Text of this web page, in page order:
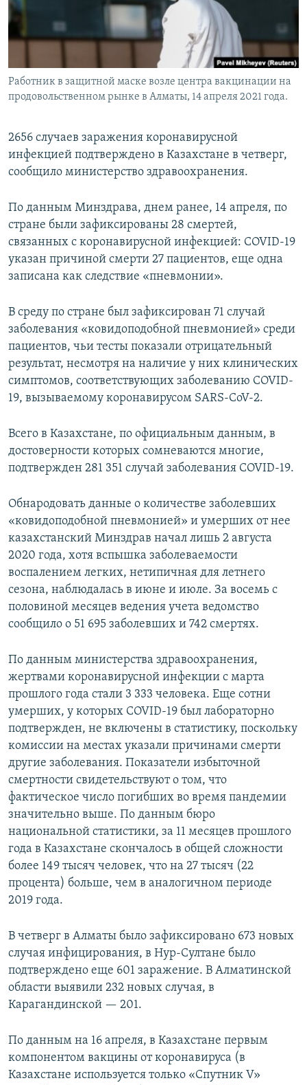
Работник в защитной маске возле центра вакцинации на
продовольственном рынке в Алматы, 14 апреля 2021 года.
2656 случаев заражения коронавирусной
инфекцией подтверждено в Казахстане в четверг,
сообщило министерство здравоохранения.
По данным Минздрава, днем ранее, 14 апреля, по
стране были зафиксированы 28 смертей,
связанных с коронавирусной инфекцией: COVID-19
указан причиной смерти 27 пациентов, еще одна
записана как следствие «пневмонии».
В среду по стране был зафиксирован 71 случай
заболевания «ковидоподобной пневмонией» среди
пациентов, чьи тесты показали отрицательный
результат, несмотря на наличие у них клинических
симптомов, соответствующих заболеванию COVID-
19, вызываемому коронавирусом SARS-CoV-2.
Всего в Казахстане, по официальным данным, в
достоверности которых сомневаются многие,
подтвержден 281 351 случай заболевания COVID-19.
Обнародовать данные о количестве заболевших
«ковидоподобной пневмонией» и умерших от нее
казахстанский Минздрав начал лишь 2 августа
2020 года, хотя вспышка заболеваемости
воспалением легких, нетипичная для летнего
сезона, наблюдалась в июне и июле. За восемь с
половиной месяцев ведения учета ведомство
сообщило о 51 695 заболевших и 742 смертях.
По данным министерства здравоохранения,
жертвами коронавирусной инфекции с марта
прошлого года стали 3 333 человека. Еще сотни
умерших, у которых COVID-19 был лабораторно
подтвержден, не включены в статистику, поскольку
комиссии на местах указали причинами смерти
другие заболевания. Показатели избыточной
смертности свидетельствуют о том, что
фактическое число погибших во время пандемии
значительно выше. По данным бюро
национальной статистики, за 11 месяцев прошлого
года в Казахстане скончалось в общей сложности
более 149 тысяч человек, что на 27 тысяч (22
процента) больше, чем в аналогичном периоде
2019 года.
В четверг в Алматы было зафиксировано 673 новых
случая инфицирования, в Нур-Султане было
подтверждено еще 601 заражение. В Алматинской
области выявили 232 новых случая, в
Карагандинской — 201.
По данным на 16 апреля, в Казахстане первым
компонентом вакцины от коронавируса (в
Казахстане используется только «Спутник V»